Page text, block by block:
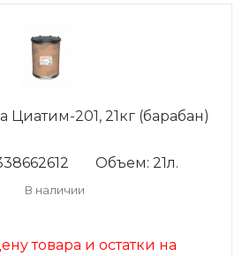
201, 21кг (барабан)
Объем: 21л.
В наличии
товара и остатки на